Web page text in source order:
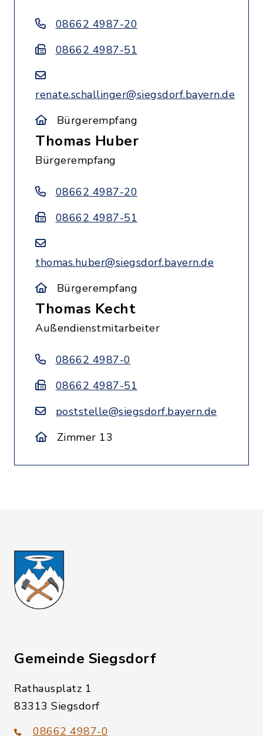
08662 4987-20
08662 4987-51
renate.schallinger@siegsdorf.bayern.de
Bürgerempfang
Thomas Huber
Bürgerempfang
08662 4987-20
08662 4987-51
thomas.huber@siegsdorf.bayern.de
Bürgerempfang
Thomas Kecht
Außendienstmitarbeiter
08662 4987-0
08662 4987-51
poststelle@siegsdorf.bayern.de
Zimmer 13
Gemeinde Siegsdorf
Rathausplatz 1
83313 Siegsdorf
08662 4987-0